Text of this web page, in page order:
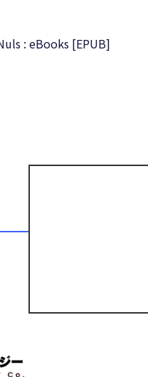
: eBooks [EPUB]